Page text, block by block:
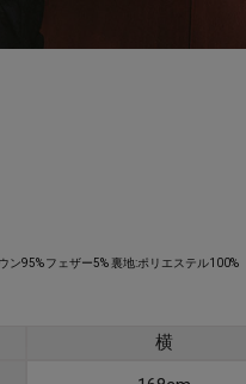
ン95% フェザー5% 裏地:ポリエステル100%
横